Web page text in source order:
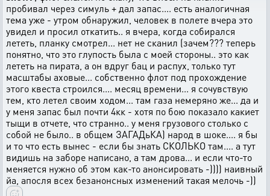
пробивал через симуль + дал запас.... есть аналогичная
тема уже - утром обнаружил, человек в полете вчера это
увидел и просил откатить.. я вчера, когда собирался
лететь, планку смотрел... нет не сканил (зачем??? теперь
понятно, что это глупость была с моей стороны.. это как
лететь на пирата, а он вдруг бац и распух, только тут
масштабы аховые... собственно флот под прохождение
этого квеста строился.... месяц времени... я сочувствую
тем, кто летел своим ходом... там газа немеряно же... да и
у меня запас был почти 4кк - хотя по бою показало какиет
тыщи в отчете, что странно.. у меня грузового столько с
собой не было.. в общем ЗАГАДьКА) народ в шоке.... я бы
и то что есть вынес - если бы знать СКОЛЬКО там.... а тут
видишь на заборе написано, а там дрова... и если что-то
меняется нужно об этом как-то анонсировать -)))) наивный
йа, апосля всех безанонсных изменений такая мелочь -))